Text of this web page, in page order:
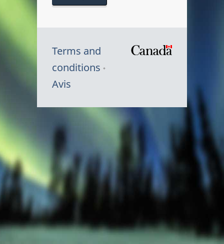
Terms and
conditions
Avis
Canada